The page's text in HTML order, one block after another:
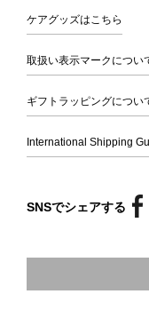
ケアグッズはこちら
取扱い表示マークについ
ギフトラッピングについ
International Shipping
SNSでシェアする